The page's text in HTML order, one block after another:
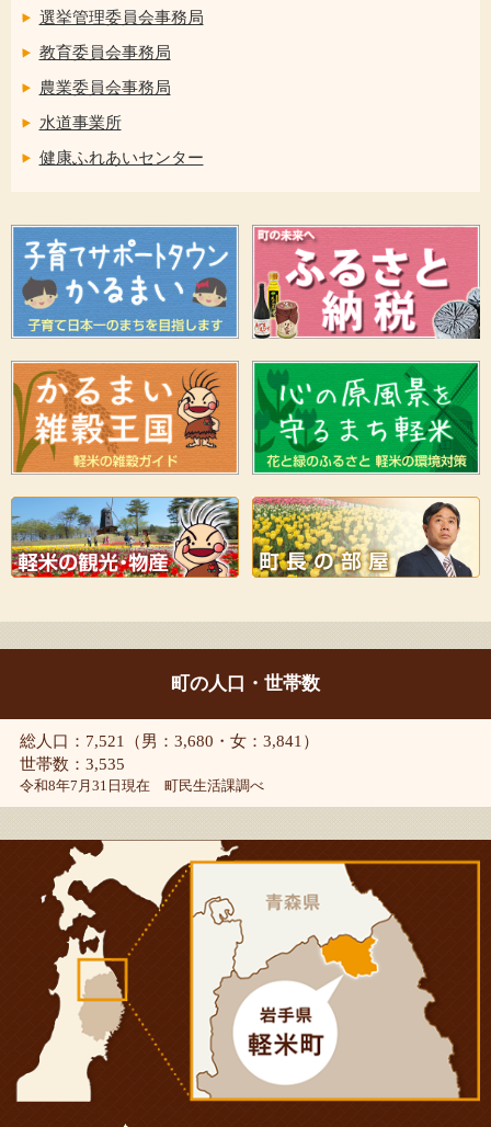
選挙管理委員会事務局
教育委員会事務局
農業委員会事務局
水道事業所
健康ふれあいセンター
町の人口・世帯数
総人口：7,521（男：3,680・女：3,841）
世帯数：3,535
令和8年7月31日現在 町民生活課調べ